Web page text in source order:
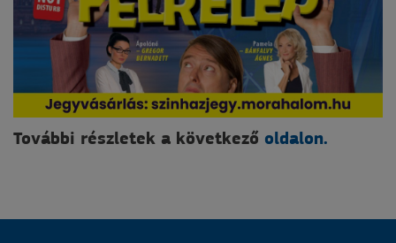
További részletek a következő oldalon.